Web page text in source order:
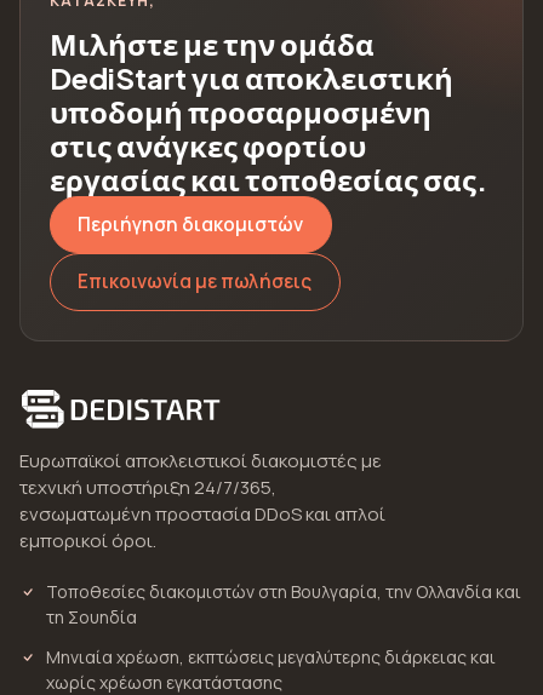
Μιλήστε με την ομάδα
DediStart για αποκλειστική
υποδομή προσαρμοσμένη
στις ανάγκες φορτίου
εργασίας και τοποθεσίας σας.
Περιήγηση διακομιστών
Επικοινωνία με πωλήσεις
Ευρωπαϊκοί αποκλειστικοί διακομιστές με
τεχνική υποστήριξη 24/7/365,
ενσωματωμένη προστασία DDoS και απλοί
εμπορικοί όροι.
Τοποθεσίες διακομιστών στη Βουλγαρία, την Ολλανδία και
τη Σουηδία
Μηνιαία χρέωση, εκπτώσεις μεγαλύτερης διάρκειας και
χωρίς χρέωση εγκατάστασης